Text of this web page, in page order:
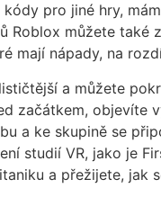
pro jiné hry,
Roblox můžete také
mají nápady, na
a můžete
začátkem, objevíte
a ke skupině se
studií VR, jako je
a přežijete,